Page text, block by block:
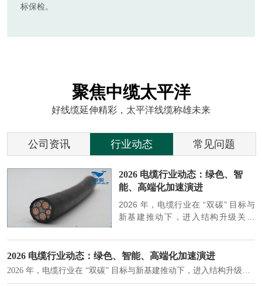
标保检。
聚焦中缆太平洋
好线缆延伸精彩，太平洋线缆称雄未来
公司资讯 行业动态 常见问题
2026 电缆行业动态：绿色、智
能、高端化加速演进
2026 年，电缆行业在 “双碳” 目标与
新基建推动下，进入结构升级关键
大清晰趋势，市场格局持续优化。
2026 电缆行业动态：绿色、智能、高端化加速演进